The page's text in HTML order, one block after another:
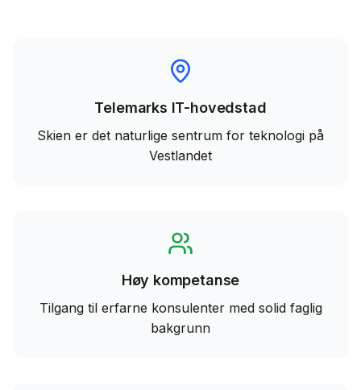
Telemarks IT-hovedstad
Skien er det naturlige sentrum for teknologi på
Vestlandet
Høy kompetanse
Tilgang til erfarne konsulenter med solid faglig
bakgrunn